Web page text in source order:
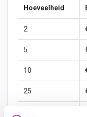
Hoeveelheid
2
5
10
25